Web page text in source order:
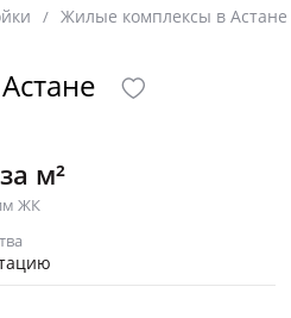
/ Жилые комплексы в Астане
м²
ЖК